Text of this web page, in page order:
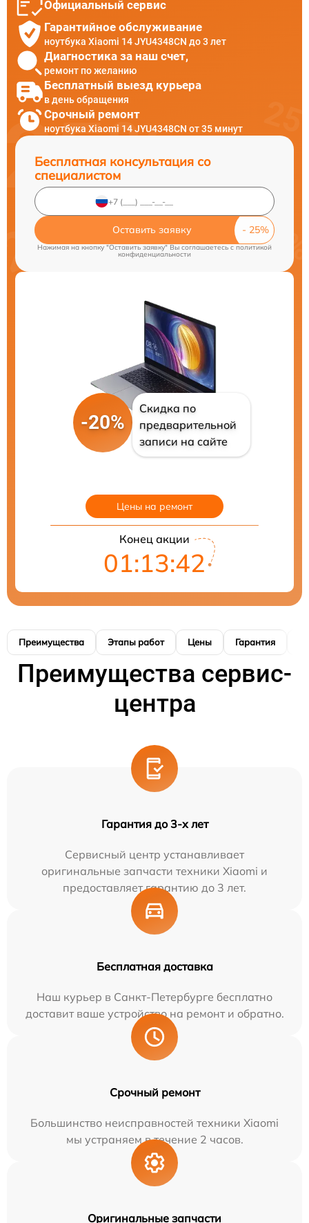
Официальный сервис
Гарантийное обслуживание
ноутбука Xiaomi 14 JYU4348CN до 3 лет
Диагностика за наш счет,
ремонт по желанию
Бесплатный выезд курьера
в день обращения
Срочный ремонт
ноутбука Xiaomi 14 JYU4348CN от 35 минут
Бесплатная консультация со
специалистом
Оставить заявку
Нажимая на кнопку "Оставить заявку" Вы соглашаетесь cполитикой
конфиденциальности
-20%
Скидка по
предварительной
записи на сайте
Цены на ремонт
Конец акции
01:13:39
Преимущества Этапы работ Цены Гарантия
Преимущества сервис-
центра
Гарантия до 3-х лет
Сервисный центр устанавливает
оригинальные запчасти техники Xiaomi и
предоставляет гарантию до 3 лет.
Бесплатная доставка
Наш курьер в Санкт-Петербурге бесплатно
доставит ваше устройство на ремонт и обратно.
Срочный ремонт
Большинство неисправностей техники Xiaomi
мы устраняем в течение 2 часов.
Оригинальные запчасти